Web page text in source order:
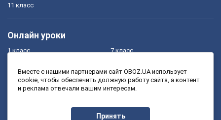
11 класс
Онлайн уроки
1 класс
3 класс
7 класс
9 класс
Вместе с нашими партнерами сайт OBOZ.UA использует
cookie, чтобы обеспечить должную работу сайта, а контент
и реклама отвечали вашим интересам.
Принять